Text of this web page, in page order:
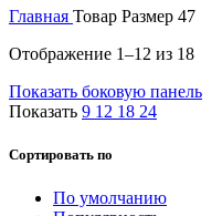
Главная Товар Размер 47
Отображение 1–12 из 18
Показать боковую панель
Показать 9 12 18 24
Сортировать по
По умолчанию